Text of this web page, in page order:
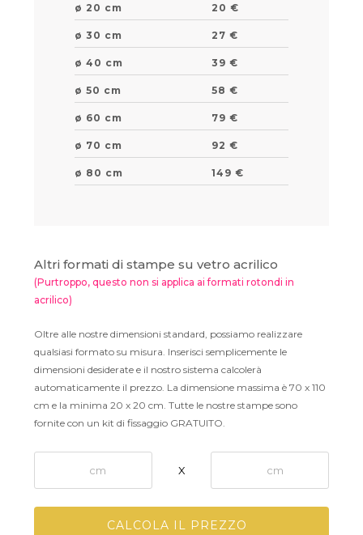
ø 20 cm 20 €
ø 30 cm 27 €
ø 40 cm 39 €
ø 50 cm 58 €
ø 60 cm 79 €
ø 70 cm 92 €
ø 80 cm 149 €
Altri formati di stampe su vetro acrilico
(Purtroppo, questo non si applica ai formati rotondi in
acrilico)
Oltre alle nostre dimensioni standard, possiamo realizzare
qualsiasi formato su misura. Inserisci semplicemente le
dimensioni desiderate e il nostro sistema calcolerà
automaticamente il prezzo. La dimensione massima è 70 x 110
cm e la minima 20 x 20 cm. Tutte le nostre stampe sono
fornite con un kit di fissaggio GRATUITO.
X
CALCOLA IL PREZZO